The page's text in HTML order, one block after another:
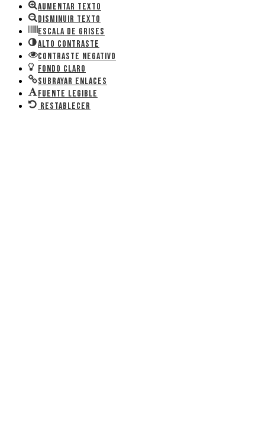
Aumentar texto
Disminuir texto
Escala de grises
Alto contraste
Contraste negativo
Fondo claro
Subrayar enlaces
Fuente legible
Restablecer